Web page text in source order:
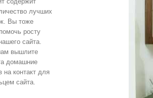
лучших
Вы тоже
росту
сайта.
вышлите
домашние
на контакт для
сайта.